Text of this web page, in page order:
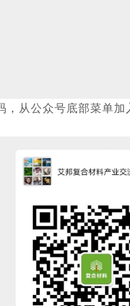
，从公众号底部菜单加